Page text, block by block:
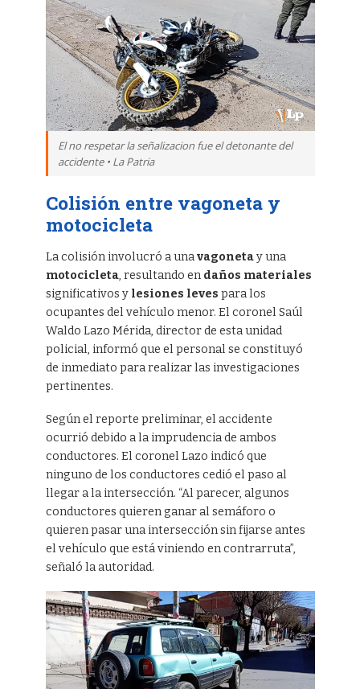
El no respetar la señalizacion fue el detonante del
accidente • La Patria
Colisión entre vagoneta y
motocicleta
La colisión involucró a unavagonetay una
motocicleta, resultando en daños materiales
significativos y lesiones leves para los
ocupantes del vehículo menor. El coronel Saúl
Waldo Lazo Mérida, director de esta unidad
policial, informó que el personal se constituyó
de inmediato para realizar las investigaciones
pertinentes.
Según el reporte preliminar, el accidente
ocurrió debido a la imprudencia de ambos
conductores. El coronel Lazo indicó que
ninguno de los conductores cedió el paso al
llegar a la intersección. “Al parecer, algunos
conductores quieren ganar al semáforo o
quieren pasar una intersección sin fijarse antes
el vehículo que está viniendo en contrarruta”,
señaló la autoridad.